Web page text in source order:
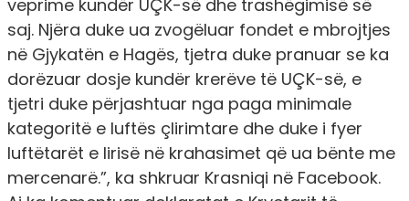
veprime kundër UÇK-së dhe trashëgimisë së
saj. Njëra duke ua zvogëluar fondet e mbrojtjes
në Gjykatën e Hagës, tjetra duke pranuar se ka
dorëzuar dosje kundër krerëve të UÇK-së, e
tjetri duke përjashtuar nga paga minimale
kategoritë e luftës çlirimtare dhe duke i fyer
luftëtarët e lirisë në krahasimet që ua bënte me
mercenarë.”, ka shkruar Krasniqi në Facebook.